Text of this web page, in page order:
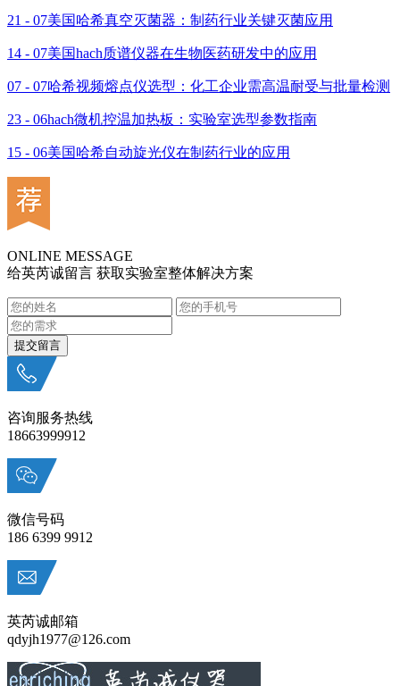
21 - 07美国哈希真空灭菌器：制药行业关键灭菌应用
14 - 07美国hach质谱仪器在生物医药研发中的应用
07 - 07哈希视频熔点仪选型：化工企业需高温耐受与批量检测
23 - 06hach微机控温加热板：实验室选型参数指南
15 - 06美国哈希自动旋光仪在制药行业的应用
ONLINE MESSAGE
给英芮诚留言 获取实验室整体解决方案
咨询服务热线
18663999912
微信号码
186 6399 9912
英芮诚邮箱
qdyjh1977@126.com